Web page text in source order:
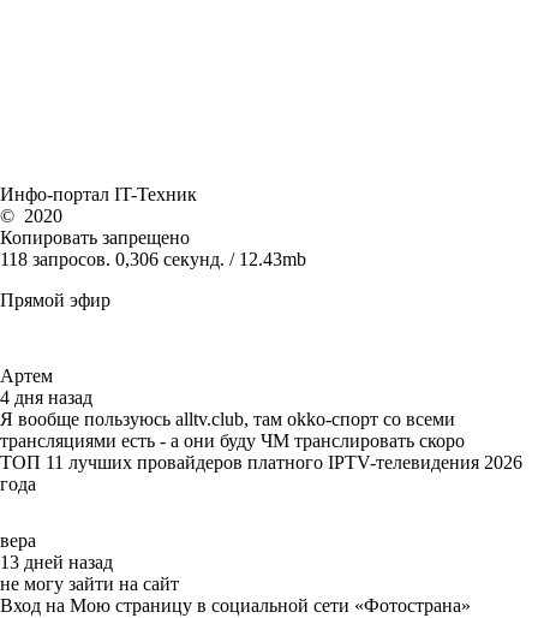
Инфо-портал IT-Техник
© 2020
Копировать запрещено
118 запросов. 0,306 секунд. / 12.43mb
Прямой эфир
Артем
4 дня назад
Я вообще пользуюсь alltv.club, там okko-спорт со всеми
трансляциями есть - а они буду ЧМ транслировать скоро
ТОП 11 лучших провайдеров платного IPTV-телевидения 2026
года
вера
13 дней назад
не могу зайти на сайт
Вход на Мою страницу в социальной сети «Фотострана»